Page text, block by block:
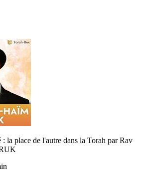
la place de l'autre dans la Torah par Rav